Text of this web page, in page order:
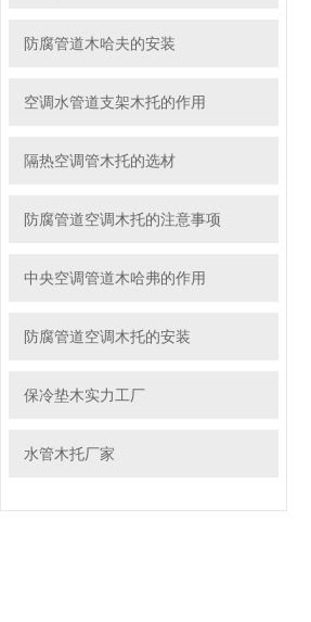
防腐管道木哈夫的安装
空调水管道支架木托的作用
隔热空调管木托的选材
防腐管道空调木托的注意事项
中央空调管道木哈弗的作用
防腐管道空调木托的安装
保冷垫木实力工厂
水管木托厂家